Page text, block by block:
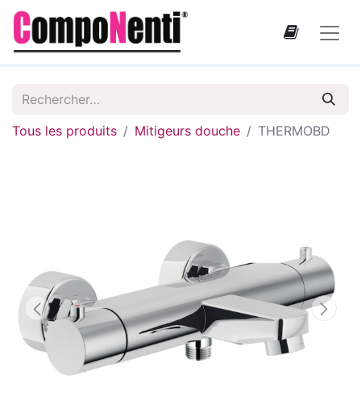
Tous les produits Mitigeurs douche THERMOBD